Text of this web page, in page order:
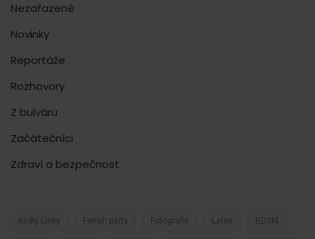
Nezařazené
Novinky
Reportáže
Rozhovory
Z bulváru
Začátečníci
Zdraví a bezpečnost
Kinky Linky Fetish party Fotografie Latex BDSM